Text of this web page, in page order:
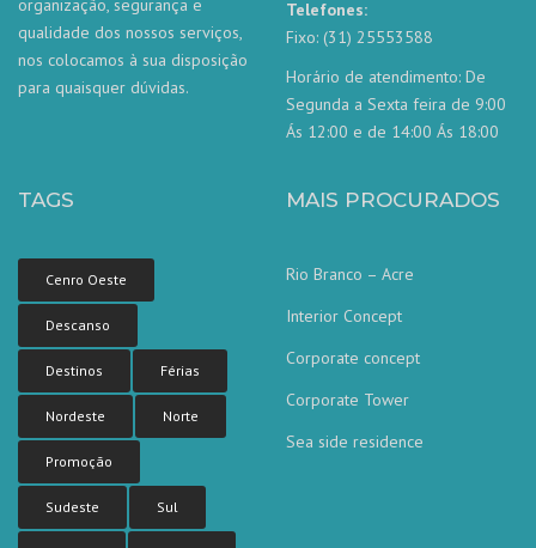
organização, segurança e
qualidade dos nossos serviços,
nos colocamos à sua disposição
para quaisquer dúvidas.
Telefones:
Fixo: (31) 25553588
Horário de atendimento: De
Segunda a Sexta feira de 9:00
Ás 12:00 e de 14:00 Ás 18:00
TAGS
Cenro Oeste
Descanso
Destinos Férias
Nordeste Norte
Promoção
Sudeste Sul
MAIS PROCURADOS
Rio Branco – Acre
Interior Concept
Corporate concept
Corporate Tower
Sea side residence